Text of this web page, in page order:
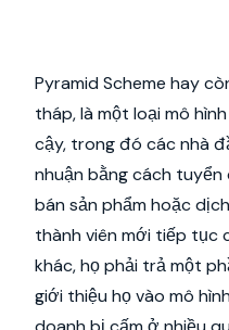
Pyramid Scheme hay
tháp, là một loại mô
cậy, trong đó các nhà
nhuận bằng cách
bán sản phẩm hoặc
thành viên mới tiếp tục
khác, họ phải trả một
giới thiệu họ vào mô